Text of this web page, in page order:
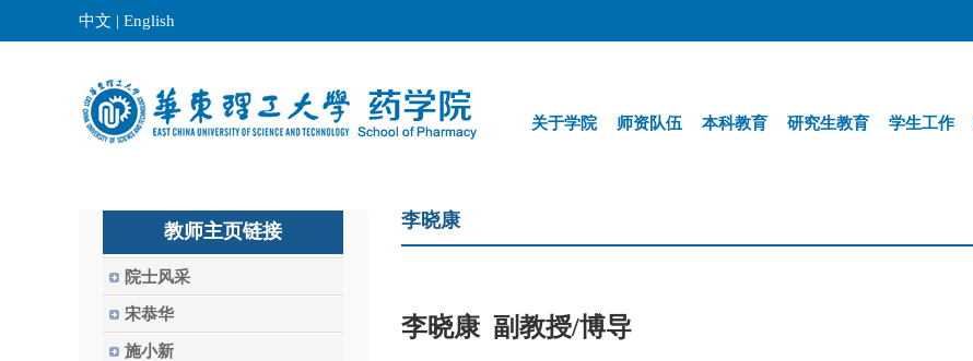
中文 | English
关于学院 师资队伍 本科教育 研究生教育 学生工作
教师主页链接
院士风采
宋恭华
施小新
李晓康
李晓康 副教授/博导